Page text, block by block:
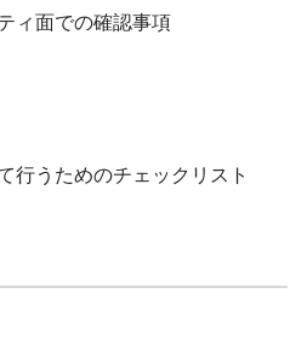
ィ面での確認事項
行うためのチェックリスト